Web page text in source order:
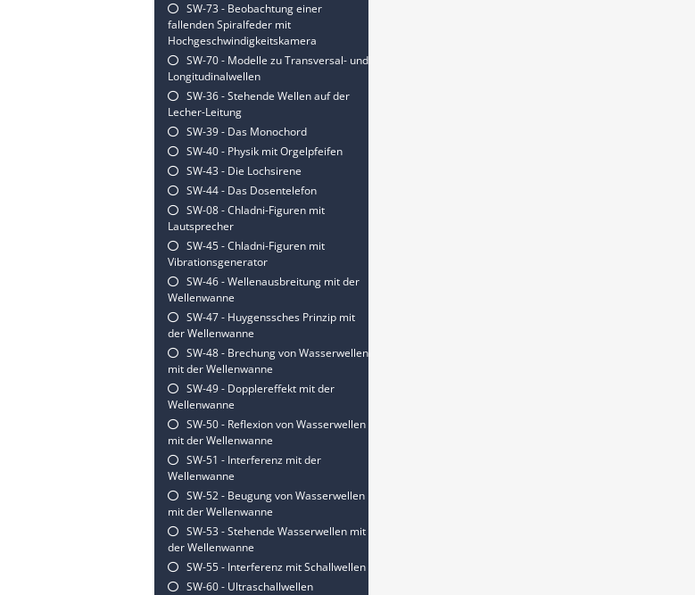
SW-73 - Beobachtung einer
fallenden Spiralfeder mit
Hochgeschwindigkeitskamera
SW-70 - Modelle zu Transversal- und
Longitudinalwellen
SW-36 - Stehende Wellen auf der
Lecher-Leitung
SW-39 - Das Monochord
SW-40 - Physik mit Orgelpfeifen
SW-43 - Die Lochsirene
SW-44 - Das Dosentelefon
SW-08 - Chladni-Figuren mit
Lautsprecher
SW-45 - Chladni-Figuren mit
Vibrationsgenerator
SW-46 - Wellenausbreitung mit der
Wellenwanne
SW-47 - Huygenssches Prinzip mit
der Wellenwanne
SW-48 - Brechung von Wasserwellen
mit der Wellenwanne
SW-49 - Dopplereffekt mit der
Wellenwanne
SW-50 - Reflexion von Wasserwellen
mit der Wellenwanne
SW-51 - Interferenz mit der
Wellenwanne
SW-52 - Beugung von Wasserwellen
mit der Wellenwanne
SW-53 - Stehende Wasserwellen mit
der Wellenwanne
SW-55 - Interferenz mit Schallwellen
SW-60 - Ultraschallwellen